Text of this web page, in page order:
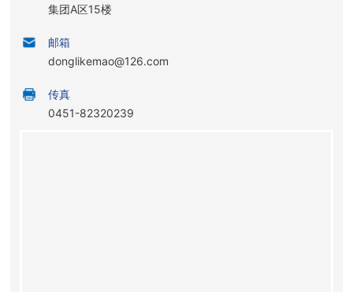
集团A区15楼
邮箱
donglikemao@126.com
传真
0451-82320239